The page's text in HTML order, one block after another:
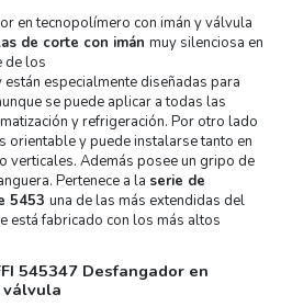
en tecnopolímero con imán y válvula
de corte con imán muy silenciosa en
de los
especialmente diseñadas para
se puede aplicar a todas las
y refrigeración. Por otro lado
orientable y puede instalarse tanto en
verticales. Además posee un gripo de
Pertenece a la serie de
5453 una de las más extendidas del
está fabricado con los más altos
545347 Desfangador en
válvula